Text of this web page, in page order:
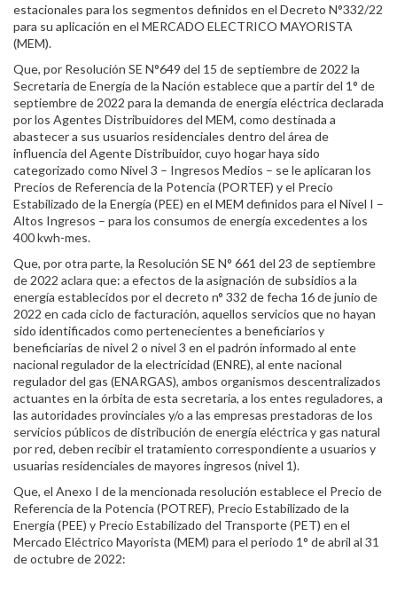
estacionales para los segmentos definidos en el Decreto N°332/22
para su aplicación en el MERCADO ELECTRICO MAYORISTA
(MEM).
Que, por Resolución SE N°649 del 15 de septiembre de 2022 la
Secretaria de Energía de la Nación establece que a partir del 1° de
septiembre de 2022 para la demanda de energía eléctrica declarada
por los Agentes Distribuidores del MEM, como destinada a
abastecer a sus usuarios residenciales dentro del área de
influencia del Agente Distribuidor, cuyo hogar haya sido
categorizado como Nivel 3 – Ingresos Medios – se le aplicaran los
Precios de Referencia de la Potencia (PORTEF) y el Precio
Estabilizado de la Energía (PEE) en el MEM definidos para el Nivel I –
Altos Ingresos – para los consumos de energía excedentes a los
400 kwh-mes.
Que, por otra parte, la Resolución SE N° 661 del 23 de septiembre
de 2022 aclara que: a efectos de la asignación de subsidios a la
energía establecidos por el decreto n° 332 de fecha 16 de junio de
2022 en cada ciclo de facturación, aquellos servicios que no hayan
sido identificados como pertenecientes a beneficiarios y
beneficiarias de nivel 2 o nivel 3 en el padrón informado al ente
nacional regulador de la electricidad (ENRE), al ente nacional
regulador del gas (ENARGAS), ambos organismos descentralizados
actuantes en la órbita de esta secretaria, a los entes reguladores, a
las autoridades provinciales y/o a las empresas prestadoras de los
servicios públicos de distribución de energía eléctrica y gas natural
por red, deben recibir el tratamiento correspondiente a usuarios y
usuarias residenciales de mayores ingresos (nivel 1).
Que, el Anexo I de la mencionada resolución establece el Precio de
Referencia de la Potencia (POTREF), Precio Estabilizado de la
Energía (PEE) y Precio Estabilizado del Transporte (PET) en el
Mercado Eléctrico Mayorista (MEM) para el periodo 1° de abril al 31
de octubre de 2022: